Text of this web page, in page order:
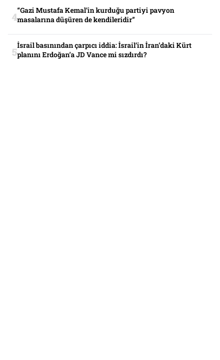
“Gazi Mustafa Kemal’in kurduğu partiyi pavyon
masalarına düşüren de kendileridir”
İsrail basınından çarpıcı iddia: İsrail’in İran’daki Kürt
planını Erdoğan’a JD Vance mi sızdırdı?